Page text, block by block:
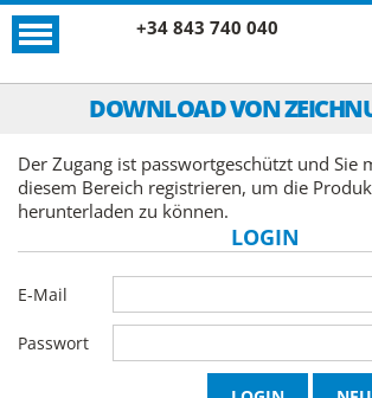
+34 843 740 040
DOWNLOAD VON
Der Zugang ist passwortgeschützt und Sie
diesem Bereich registrieren, um die
herunterladen zu können.
LOGIN
E-Mail
Passwort